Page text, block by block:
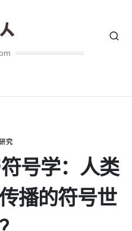
究
号学：人类
播的符号世